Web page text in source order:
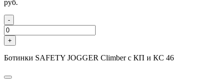
руб.
-
+
Ботинки SAFETY JOGGER Climber с КП и КС 46